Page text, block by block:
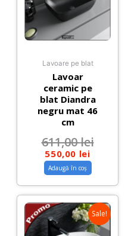
Lavoare pe blat
Lavoar
ceramic pe
blat Diandra
negru mat 46
cm
611,00lei
550,00 lei
Adaugă în coș
Sale!